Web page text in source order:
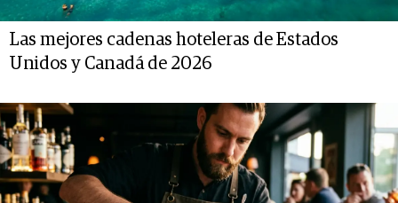
Las mejores cadenas hoteleras de Estados
Unidos y Canadá de 2026